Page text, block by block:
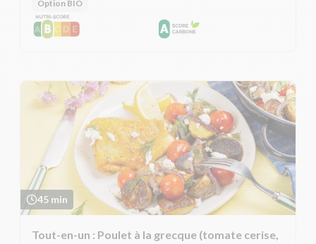
Option BIO
45 min
Tout-en-un : Poulet à la grecque (tomate cerise,